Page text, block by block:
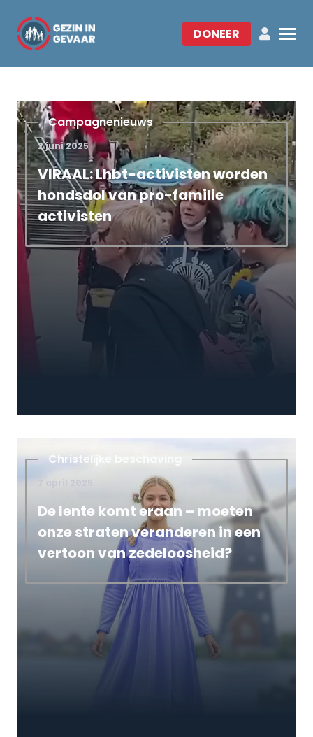
DONEER
Campagnenieuws
2 juni 2025
VIRAAL: Lhbt-activisten worden
hondsdol van pro-familie
activisten
Christelijke beschaving
De lente komt eraan – moeten
onze straten veranderen in een
vertoon van zedeloosheid?